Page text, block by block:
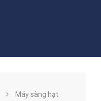
Máy sàng hạt